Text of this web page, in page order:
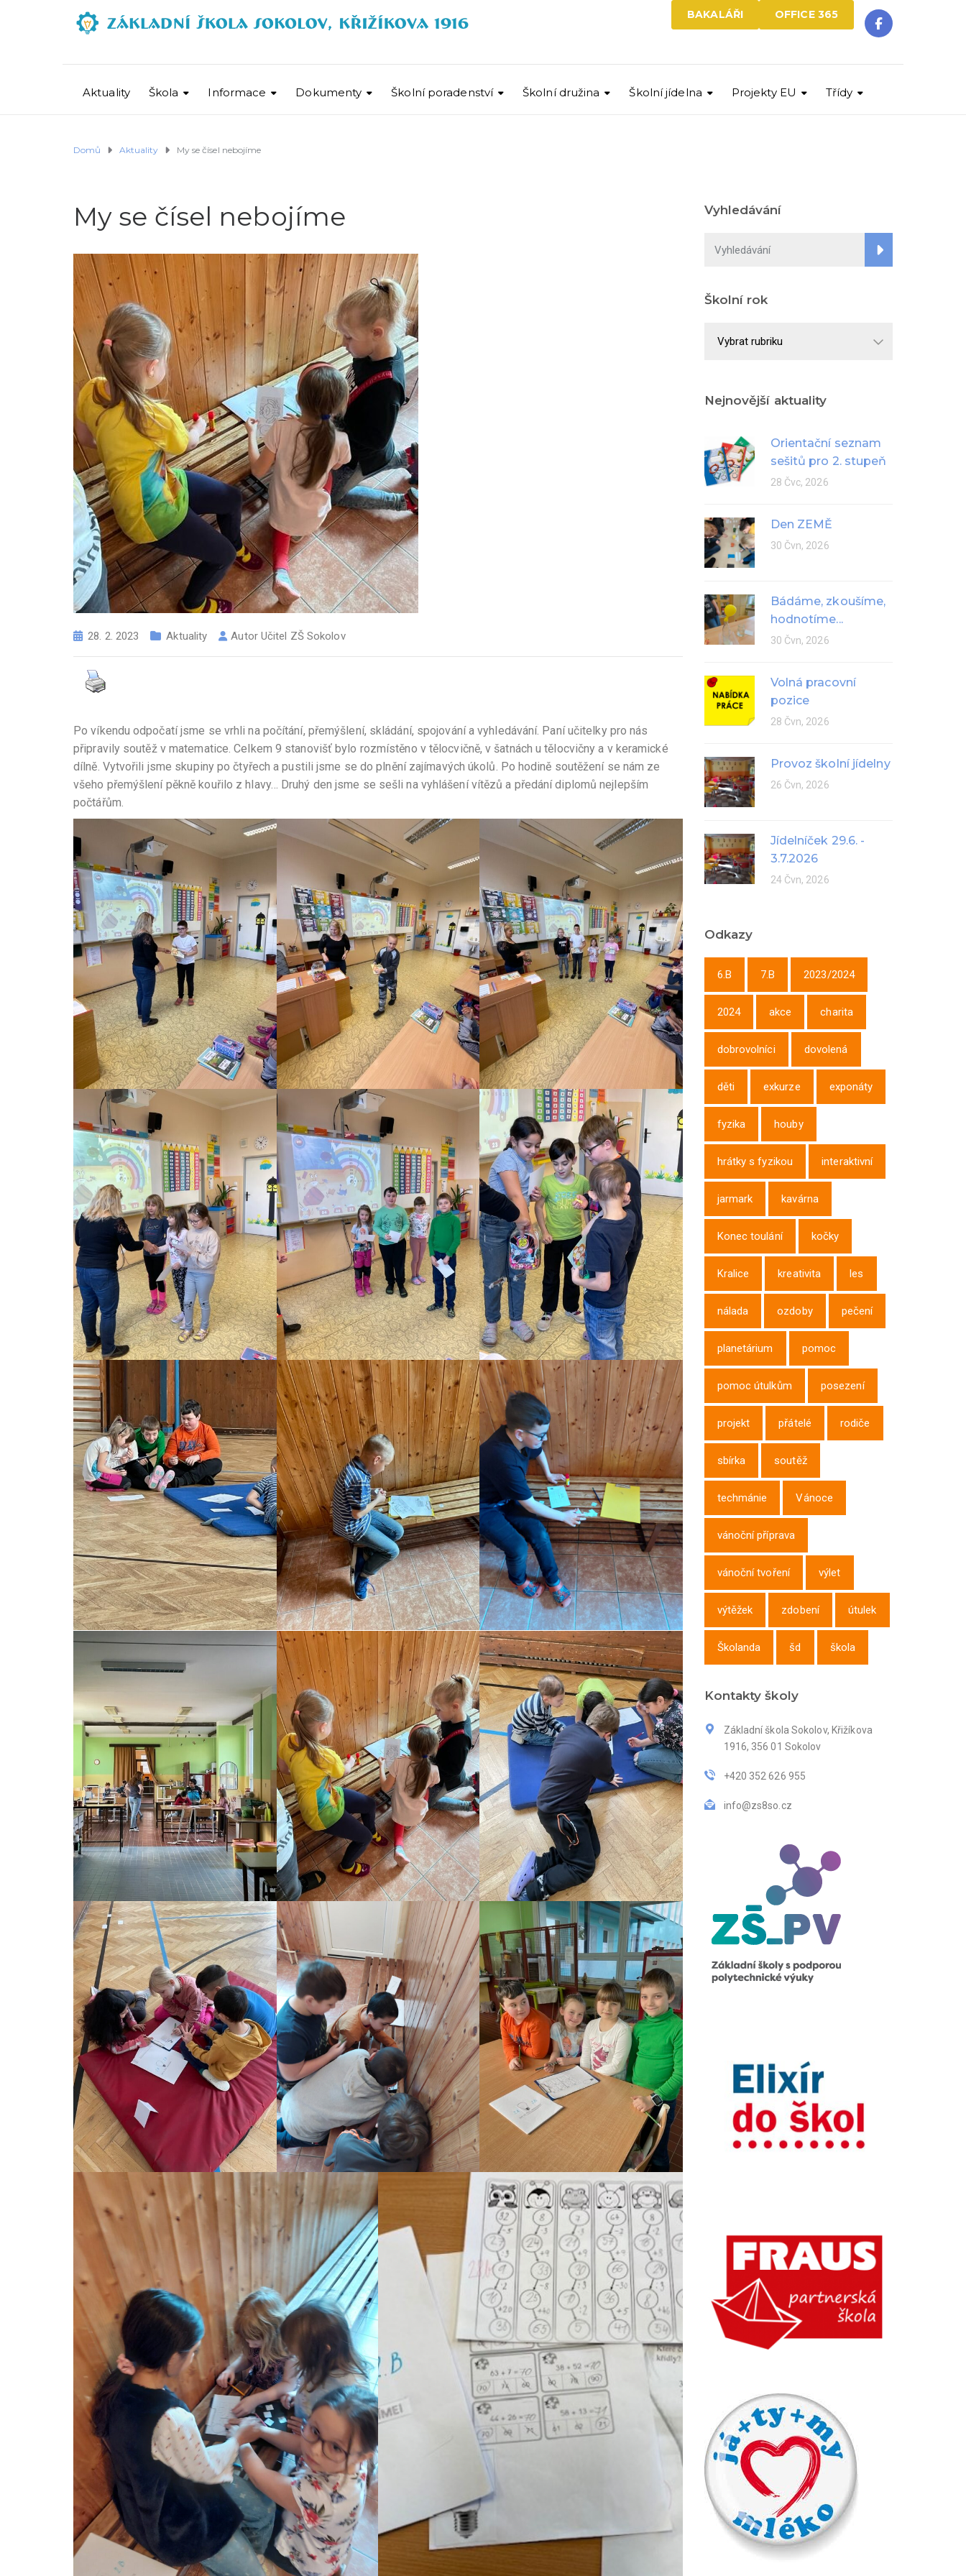
OFFICE 365
BAKALÁŘI
Aktuality Škola Informace Dokumenty Školní poradenství Školní družina Školní jídelna Projekty EU Třídy
Domů Aktuality My se čísel nebojíme
My se čísel nebojíme
28. 2. 2023 Aktuality Autor Učitel ZŠ Sokolov
Po víkendu odpočatí jsme se vrhli na počítání, přemýšlení, skládání, spojování a vyhledávání. Paní učitelky pro nás
připravily soutěž v matematice. Celkem 9 stanovišť bylo rozmístěno v tělocvičně, v šatnách u tělocvičny a v keramické
dílně. Vytvořili jsme skupiny po čtyřech a pustili jsme se do plnění zajímavých úkolů. Po hodině soutěžení se nám ze
všeho přemýšlení pěkně kouřilo z hlavy… Druhý den jsme se sešli na vyhlášení vítězů a předání diplomů nejlepším
počtářům.
Vyhledávání
Školní rok
Nejnovější aktuality
Orientační seznam
sešitů pro 2. stupeň
28 Čvc, 2026
Den ZEMĚ
30 Čvn, 2026
Bádáme, zkoušíme,
hodnotíme...
30 Čvn, 2026
Volná pracovní
pozice
28 Čvn, 2026
Provoz školní jídelny
26 Čvn, 2026
Jídelníček 29.6. -
3.7.2026
24 Čvn, 2026
Odkazy
6.B 7.B 2023/2024
2024 akce charita
dobrovolníci dovolená
děti exkurze exponáty
fyzika houby
hrátky s fyzikou interaktivní
jarmark kavárna
Konec toulání kočky
Kralice kreativita les
nálada ozdoby pečení
planetárium pomoc
pomoc útulkům posezení
projekt přátelé rodiče
sbírka soutěž
techmánie Vánoce
vánoční příprava
vánoční tvoření výlet
výtěžek zdobení útulek
Školanda šd škola
Kontakty školy
Základní škola Sokolov, Křižíkova
1916, 356 01 Sokolov
+420 352 626 955
info@zs8so.cz